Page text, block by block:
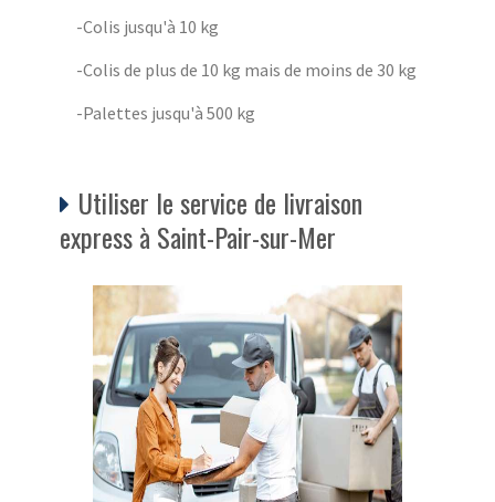
-Colis jusqu'à 10 kg
-Colis de plus de 10 kg mais de moins de 30 kg
-Palettes jusqu'à 500 kg
Utiliser le service de livraison
express à Saint-Pair-sur-Mer